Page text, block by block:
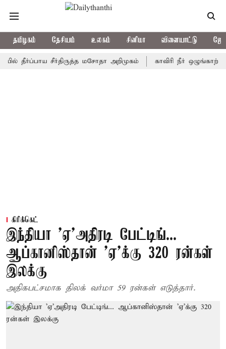
தமிழகம் தேசியம் உலகம் சினிமா விளையாட்டு
சீர்திருத்த மசோதா அறிமுகம் காவிரி நீர் ஒழுங்காற்று குழு
கிரிக்கெட்
இந்தியா ’ஏ’அதிரடி பேட்டிங்...
ஆப்கானிஸ்தான் ’ஏ’க்கு 320 ரன்கள்
இலக்கு
அதிகபட்சமாக திலக் வர்மா 59 ரன்கள் எடுத்தார்.